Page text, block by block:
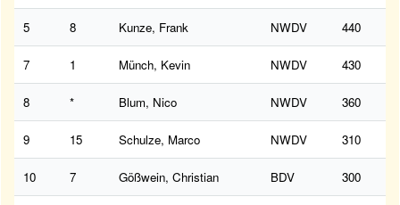
5 8 Kunze, Frank NWDV 440
7 1 Münch, Kevin NWDV 430
8 * Blum, Nico NWDV 360
9 15 Schulze, Marco NWDV 310
10 7 Gößwein, Christian BDV 300